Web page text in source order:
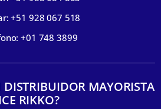
+51 928 067 518
+01 748 3899
DISTRIBUIDOR MAYORISTA
RIKKO?